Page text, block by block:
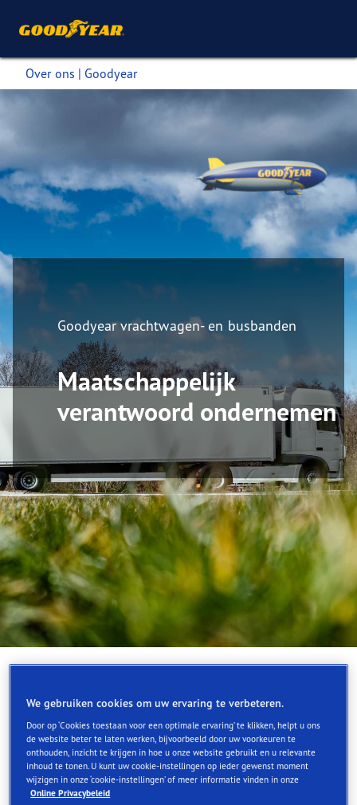
Over ons | Goodyear
Goodyear vrachtwagen- en busbanden
Maatschappelijk
verantwoord ondernemen
Op weg naar een schonere, betere
wereld
Goodyear blijft zich inzetten voor ethische en duurzame
processen, materialen en programma's die mensen,
We gebruiken cookies om uw ervaring te verbeteren.
Door op ‘Cookies toestaan voor een optimale ervaring’ te klikken, helpt u ons
de website beter te laten werken, bijvoorbeeld door uw voorkeuren te
onthouden, inzicht te krijgen in hoe u onze website gebruikt en u relevante
inhoud te tonen. U kunt uw cookie-instellingen op ieder gewenst moment
wijzigen in onze ‘cookie-instellingen’ of meer informatie vinden in onze
Online Privacybeleid